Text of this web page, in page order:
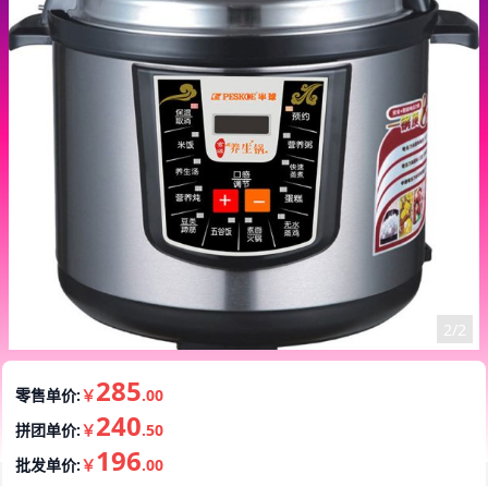
1/2
零售单价:￥285.00
拼团单价:￥240.50
批发单价:￥196.00